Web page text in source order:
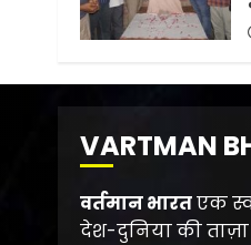
VARTMAN
वर्तमान भारतएक
देश-दुनिया की